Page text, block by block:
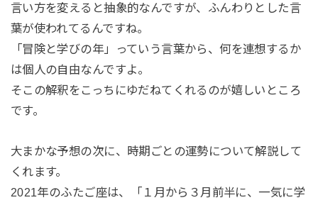
言い方を変えると抽象的なんですが、ふんわりとした言
葉が使われてるんですね。
「冒険と学びの年」っていう言葉から、何を連想するか
は個人の自由なんですよ。
そこの解釈をこっちにゆだねてくれるのが嬉しいところ
です。
大まかな予想の次に、時期ごとの運勢について解説して
くれます。
2021年のふたご座は、「１月から３月前半に、一気に学